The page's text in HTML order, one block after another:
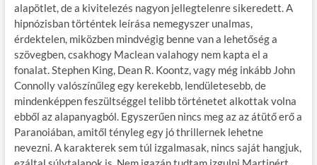
alapötlet, de a kivitelezés nagyon jellegtelenre sikeredett. A
hipnózisban történtek leírása nemegyszer unalmas,
érdektelen, miközben mindvégig benne van a lehetőség a
szövegben, csakhogy Maclean valahogy nem kapta el a
fonalat. Stephen King, Dean R. Koontz, vagy még inkább John
Connolly valószínűleg egy kerekebb, lendületesebb, de
mindenképpen feszültséggel telibb történetet alkottak volna
ebből az alapanyagból. Egyszerűen nincs meg az az átütő erő a
Paranoiában, amitől tényleg egy jó thrillernek lehetne
nevezni. A karakterek sem túl izgalmasak, nincs saját hangjuk,